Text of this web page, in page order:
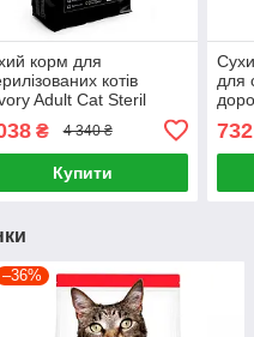
корм для
котів
Adult Cat Steril
та курка) 8 кг
₴ 4 340 ₴
Купити
для
–36%